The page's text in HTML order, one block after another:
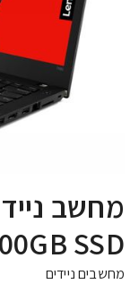
SSD
מחשבים ניידים